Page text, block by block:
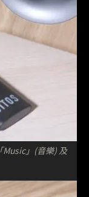
」(音樂) 及